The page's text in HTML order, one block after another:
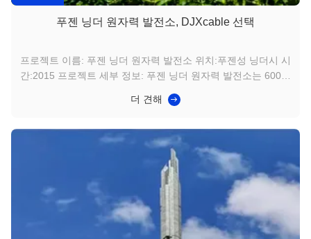
푸젠 닝더 원자력 발전소, DJXcable 선택
프로젝트 이름: 푸젠 닝더 원자력 발전소 위치:푸젠성 닝더시 시
간:2015 프로젝트 세부 정보: 푸젠 닝더 원자력 발전소는 600만
100만 킬로와트급 원자력 발전 설비의 국산화 및 현지화 정도가
Cable(DJXcable)은 푸젠 닝더 원자력 발전소 프로젝트에 필요
한 높은 기준을 충족할 수 있는 3S 안전 케이블 생산 기술을 개
발했습니다. 푸젠 닝더 원자력 발전소는 저연 연기 할로겐 프리
조사 제어 ...
더 견해